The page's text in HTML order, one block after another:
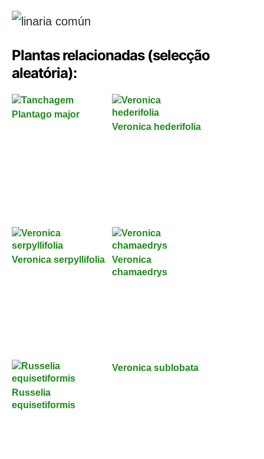
Plantas relacionadas (selecção
aleatória):
Plantago major
Veronica hederifolia
Veronica serpyllifolia
Veronica
chamaedrys
Russelia
equisetiformis
Veronica sublobata